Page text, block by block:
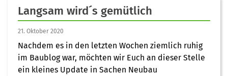
Langsam wird´s gemütlich
21. Oktober 2020
Nachdem es in den letzten Wochen ziemlich ruhig
im Baublog war, möchten wir Euch an dieser Stelle
ein kleines Update in Sachen Neubau